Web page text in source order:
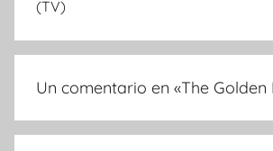
(TV)
Un comentario en «The Golden